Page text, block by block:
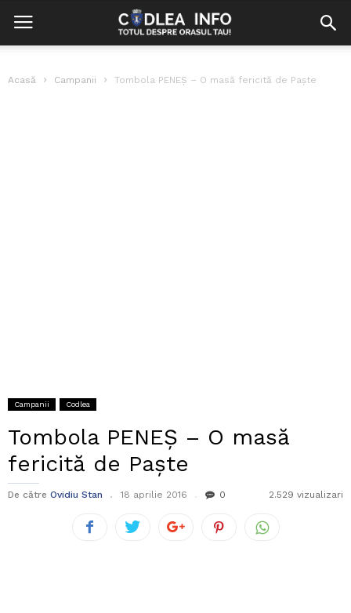
Acasă Campanii Tombola PENEȘ – O masă fericită de Paște
Campanii Codlea
Tombola PENEȘ – O masă
fericită de Paște
De către Ovidiu Stan 18 aprilie 2016 0 2.529 vizualizari